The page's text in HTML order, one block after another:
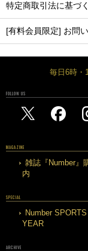
特定商取引法に基づ
[有料会員限定] お問
毎日6時・
FOLLOW US
MAGAZINE
雑誌『Number』
内
SPECIAL
Number
YEAR
ARCHIVE